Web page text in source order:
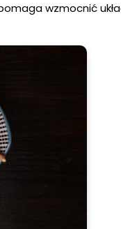
wzmocnić